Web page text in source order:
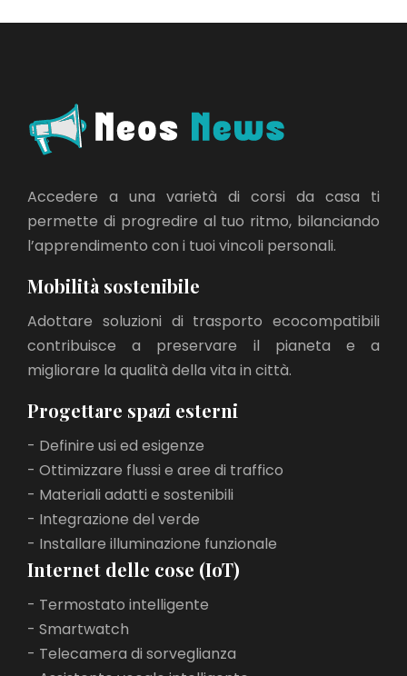
Accedere a una varietà di corsi da casa ti
permette di progredire al tuo ritmo, bilanciando
l’apprendimento con i tuoi vincoli personali.
Mobilità sostenibile
Adottare soluzioni di trasporto ecocompatibili
contribuisce a preservare il pianeta e a
migliorare la qualità della vita in città.
Progettare spazi esterni
- Definire usi ed esigenze
- Ottimizzare flussi e aree di traffico
- Materiali adatti e sostenibili
- Integrazione del verde
- Installare illuminazione funzionale
Internet delle cose (IoT)
- Termostato intelligente
- Smartwatch
- Telecamera di sorveglianza